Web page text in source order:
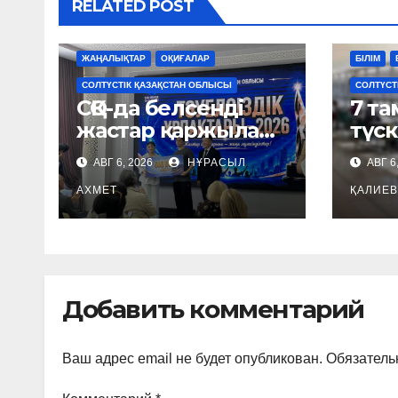
RELATED POST
ЖАҢАЛЫҚТАР ОҚИҒАЛАР
СОЛТҮСТІК ҚАЗАҚСТАН ОБЛЫСЫ
СҚО-да белсенді
жастар қаржылай
гранттарға ие
болды
АВГ 6, 2026 НҰРАСЫЛ
АХМЕТ
БІЛІМ
7
АВГ
Добавить комментарий
Ваш адрес email не будет опубликован.